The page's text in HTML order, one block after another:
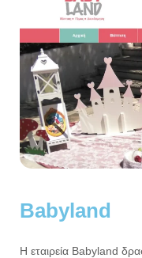
Babyland
Η εταιρεία Babyland